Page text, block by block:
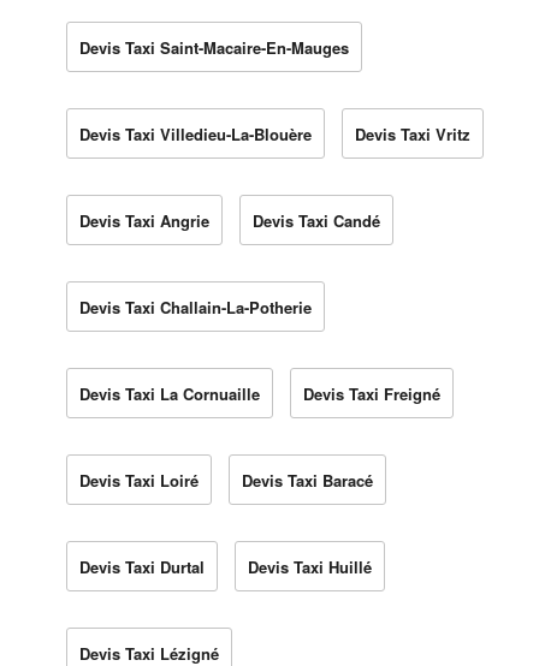
Devis Taxi Saint-Macaire-En-Mauges
Devis Taxi Villedieu-La-Blouère Devis Taxi Vritz
Devis Taxi Angrie Devis Taxi Candé
Devis Taxi Challain-La-Potherie
Devis Taxi La Cornuaille Devis Taxi Freigné
Devis Taxi Loiré Devis Taxi Baracé
Devis Taxi Durtal Devis Taxi Huillé
Devis Taxi Lézigné